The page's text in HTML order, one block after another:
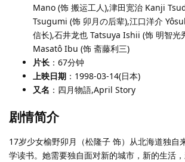
Mano (饰 搬运工人),津田宽治 Kanji
Tsugumi (饰 卯月の后辈),江口洋介
信长),石井龙也 Tatsuya Ishii (饰 明智光
Masatô Ibu (饰 斋藤利三)
片长 ：67分钟
上映日期 ：1998-03-14(日本)
又名 ：四月物語,April Story
剧情简介
17岁少女榆野卯月（松隆子 饰）从北海道独自
学读书。她需要独自面对新的城市，新的生活